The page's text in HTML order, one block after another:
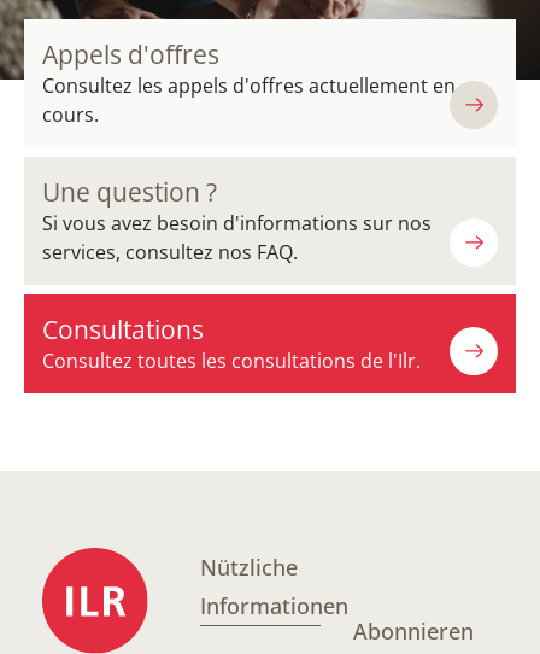
Appels d'offres
Consultez les appels d'offres actuellement en
cours.
Une question ?
Si vous avez besoin d'informations sur nos
services, consultez nos FAQ.
Consultations
Consultez toutes les consultations de l'Ilr.
Nützliche
Informationen
Abonnieren